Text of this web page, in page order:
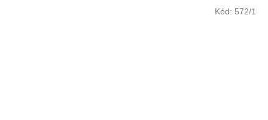
Kód: 572/1